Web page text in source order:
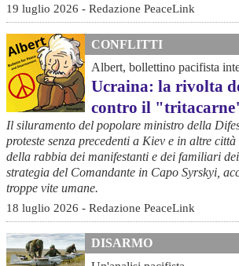
19 luglio 2026 - Redazione PeaceLink
CONFLITTI
Albert, bollettino pacifista
Ucraina: la rivolta
contro il
Il siluramento del popolare ministro della
proteste senza precedenti a Kiev e in altre
della rabbia dei manifestanti e dei familiari
strategia del Comandante in Capo Syrskyi,
troppe vite umane.
18 luglio 2026 - Redazione PeaceLink
DISARMO